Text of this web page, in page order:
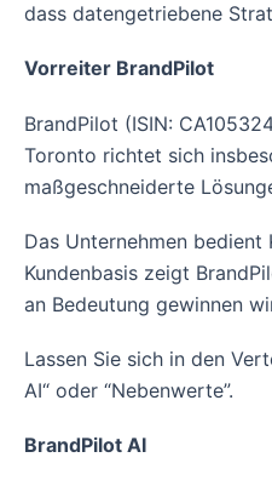
dass datengetriebene
Vorreiter BrandPilot
BrandPilot (ISIN:
Toronto richtet sich
maßgeschneiderte
Das Unternehmen
Kundenbasis zeigt
an Bedeutung gewinnen
Lassen Sie sich in den
AI“ oder “Nebenwerte”.
BrandPilot AI